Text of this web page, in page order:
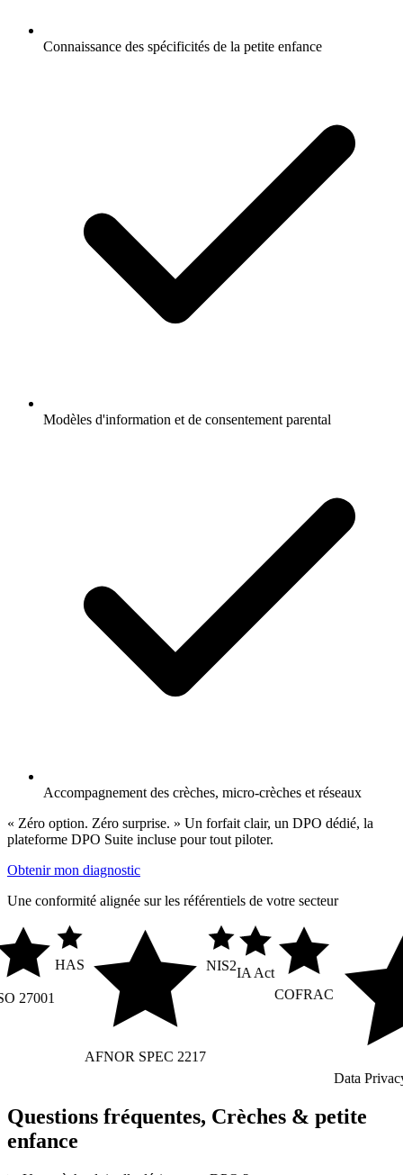
Connaissance des spécificités de la petite enfance
Modèles d'information et de consentement parental
Accompagnement des crèches, micro-crèches et réseaux
« Zéro option. Zéro surprise. » Un forfait clair, un DPO dédié, la
plateforme DPO Suite incluse pour tout piloter.
Obtenir mon diagnostic
Une conformité alignée sur les référentiels de votre secteur
HAS
AFNOR SPEC 2217
NIS2IA Act
COFRAC
Data Privacy
Questions fréquentes, Crèches & petite
enfance